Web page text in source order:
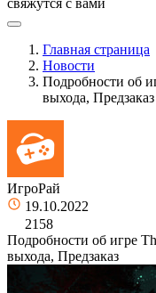
Главная страница
Новости
Подробности об
выхода, Предзаказ
ИгроРай
19.10.2022
2158
Подробности об игре
выхода, Предзаказ